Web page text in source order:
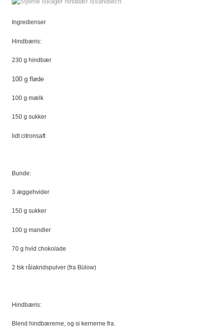
Ingredienser
Hindbæris:
230 g hindbær
100 g fløde
100 g mælk
150 g sukker
lidt citronsaft
Bunde:
3 æggehvider
150 g sukker
100 g mandler
70 g hvid chokolade
2 tsk rålakridspulver (fra Bülow)
Hindbæris:
Blend hindbærerne, og si kernerne fra.